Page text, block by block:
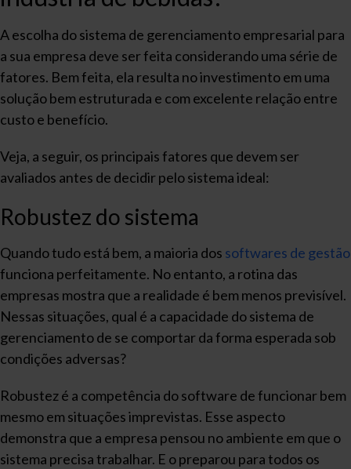
A escolha do sistema de gerenciamento empresarial para
a sua empresa deve ser feita considerando uma série de
fatores. Bem feita, ela resulta no investimento em uma
solução bem estruturada e com excelente relação entre
custo e benefício.
Veja, a seguir, os principais fatores que devem ser
avaliados antes de decidir pelo sistema ideal:
Robustez do sistema
Quando tudo está bem, a maioria dos softwares de gestão
funciona perfeitamente. No entanto, a rotina das
empresas mostra que a realidade é bem menos previsível.
Nessas situações, qual é a capacidade do sistema de
gerenciamento de se comportar da forma esperada sob
condições adversas?
Robustez é a competência do software de funcionar bem
mesmo em situações imprevistas. Esse aspecto
demonstra que a empresa pensou no ambiente em que o
sistema precisa trabalhar. E o preparou para todos os